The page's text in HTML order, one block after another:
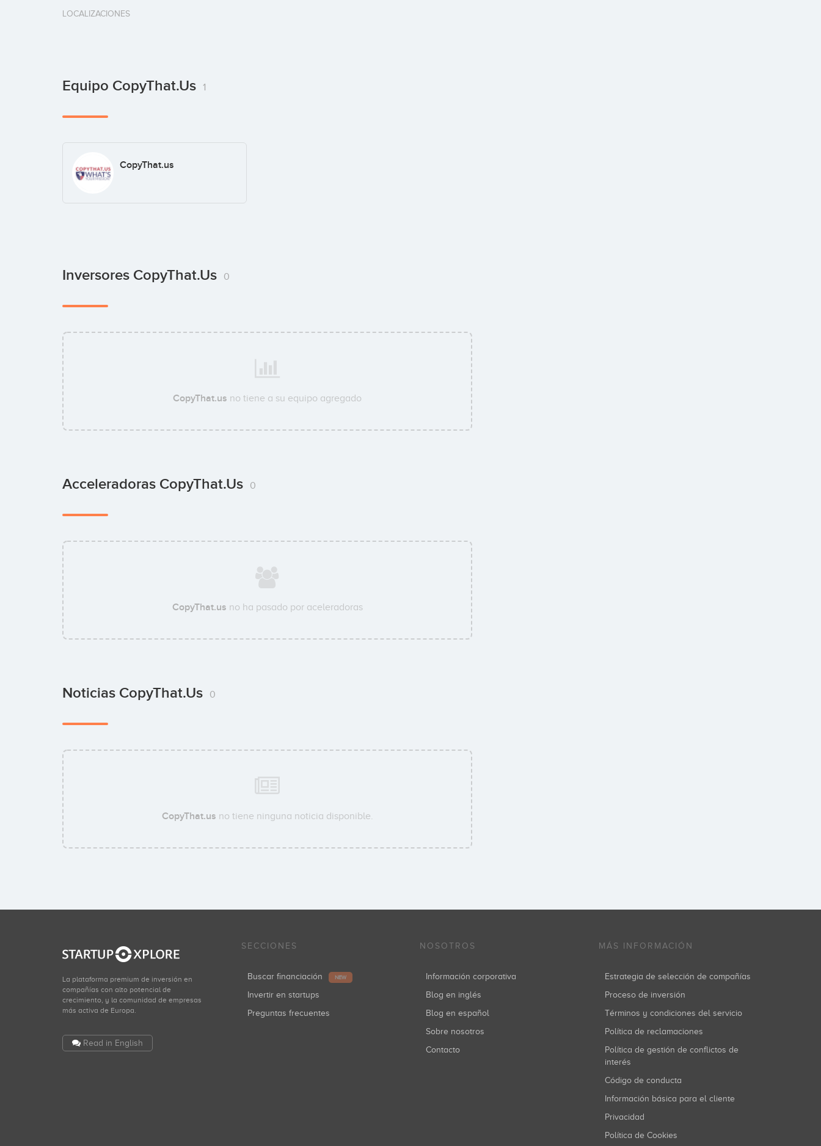
LOCALIZACIONES
Equipo CopyThat.us 1
CopyThat.us
Inversores CopyThat.us 0
CopyThat.us no tiene a su equipo agregado
Acceleradoras CopyThat.us 0
CopyThat.us no ha pasado por aceleradoras
Noticias CopyThat.us 0
CopyThat.us no tiene ninguna noticia disponible.
La plataforma premium de inversión en
compañías con alto potencial de
crecimiento, y la comunidad de empresas
más activa de Europa.
Read in English
SECCIONES
Buscar financiación NEW
Invertir en startups
Preguntas frecuentes
NOSOTROS
Información corporativa
Blog en inglés
Blog en español
Sobre nosotros
Contacto
MÁS INFORMACIÓN
Estrategia de selección de compañías
Proceso de inversión
Términos y condiciones del servicio
Política de reclamaciones
Política de gestión de conflictos de
interés
Código de conducta
Información básica para el cliente
Privacidad
Política de Cookies